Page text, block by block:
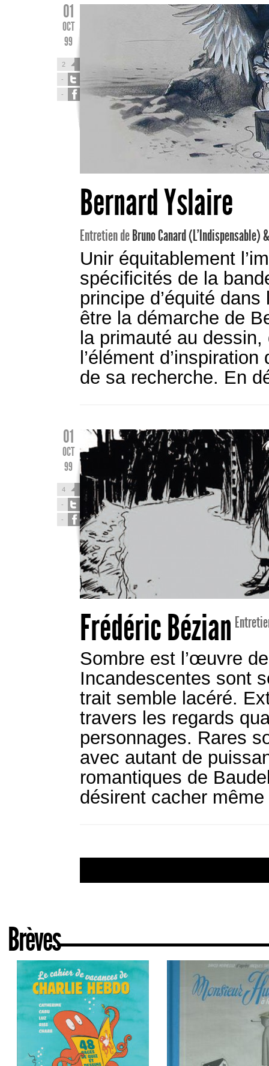
01
OCT
99
2
-
-
Bernard Yslaire
Entretien de Bruno Canard (L'Indispensable)
Unir équitablement
spécificités de la
principe d’équité
être la démarche de
la primauté au
l’élément
de sa recherche. En
01
OCT
99
4
-
-
Frédéric Bézian
Sombre est l’œuvre
Incandescentes sont
trait semble lacéré.
travers les regards
personnages. Rares
avec autant de
romantiques de
désirent cacher
Brèves